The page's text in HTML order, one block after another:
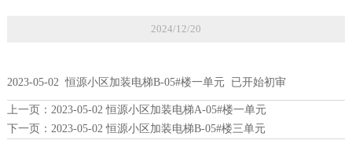
2024/12/20
2023-05-02 恒源小区加装电梯B-05#楼一单元 已开始初审
上一页：
2023-05-02 恒源小区加装电梯A-05#楼一单元
下一页：
2023-05-02 恒源小区加装电梯B-05#楼三单元